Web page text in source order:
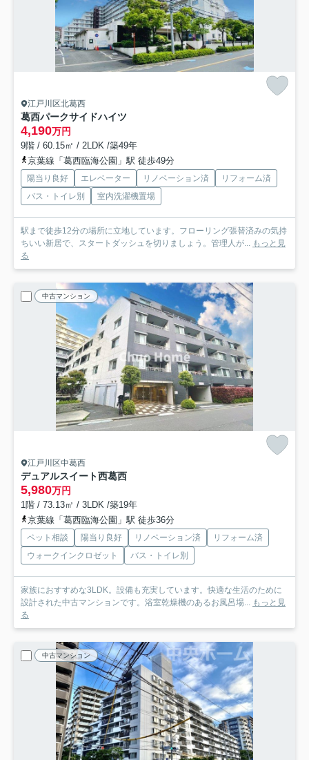
江戸川区北葛西
葛西パークサイドハイツ
4,190万円
9階 / 60.15㎡ / 2LDK /築49年
京葉線「葛西臨海公園」駅 徒歩49分
陽当り良好 エレベーター リノベーション済
リフォーム済
バス・トイレ別
室内洗濯機置場
駅まで徒歩12分の場所に立地しています。フローリング張替済みの気持
ちいい新居で、スタートダッシュを切りましょう。管理人が... もっと見
る
中古マンション
江戸川区中葛西
デュアルスイート西葛西
5,980万円
1階 / 73.13㎡ / 3LDK /築19年
京葉線「葛西臨海公園」駅 徒歩36分
ペット相談 陽当り良好 リノベーション済
リフォーム済
ウォークインクロゼット
バス・トイレ別
家族におすすめな3LDK。設備も充実しています。快適な生活のために
設計された中古マンションです。浴室乾燥機のあるお風呂場... もっと見
る
中古マンション